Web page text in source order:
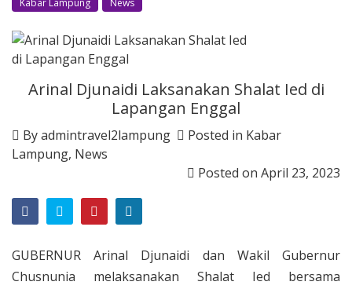
Kabar Lampung News
Arinal Djunaidi Laksanakan Shalat Ied di
Lapangan Enggal
Byadmintravel2lampung Posted in Kabar
Lampung, News
Posted on April 23, 2023
GUBERNUR Arinal Djunaidi dan Wakil Gubernur
Chusnunia melaksanakan Shalat Ied bersama